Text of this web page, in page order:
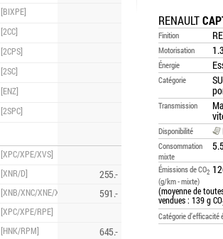
[BIXPE]
[2CC]
[2CPS]
[2SC]
[ENZ]
[2SPC]
[XPC/XPE/XVS]
[XNR/D]
255.-
[XNB/XNC/XNE/XNF/XNK/XNS/XNM/XNT/XNN/XNU/XNP/XNQ/
591.-
[XPC/XPE/RPE]
[HNK/RPM] 645.-
RENAULT
Finition
Motorisation
Énergie
Catégorie
Transmission
Disponibilité
Consommation
mixte
Émissions de CO2
(g/km - mixte)
(moyenne de
vendues : 139 g CO
Catégorie d’efficacité